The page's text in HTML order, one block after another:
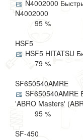
N4002000
N4002000
95 %
HSF5
HSF5 HITATSU
79 %
SF650540AMRE
SF650540AMRE
'ABRO Masters'
95 %
SF-450